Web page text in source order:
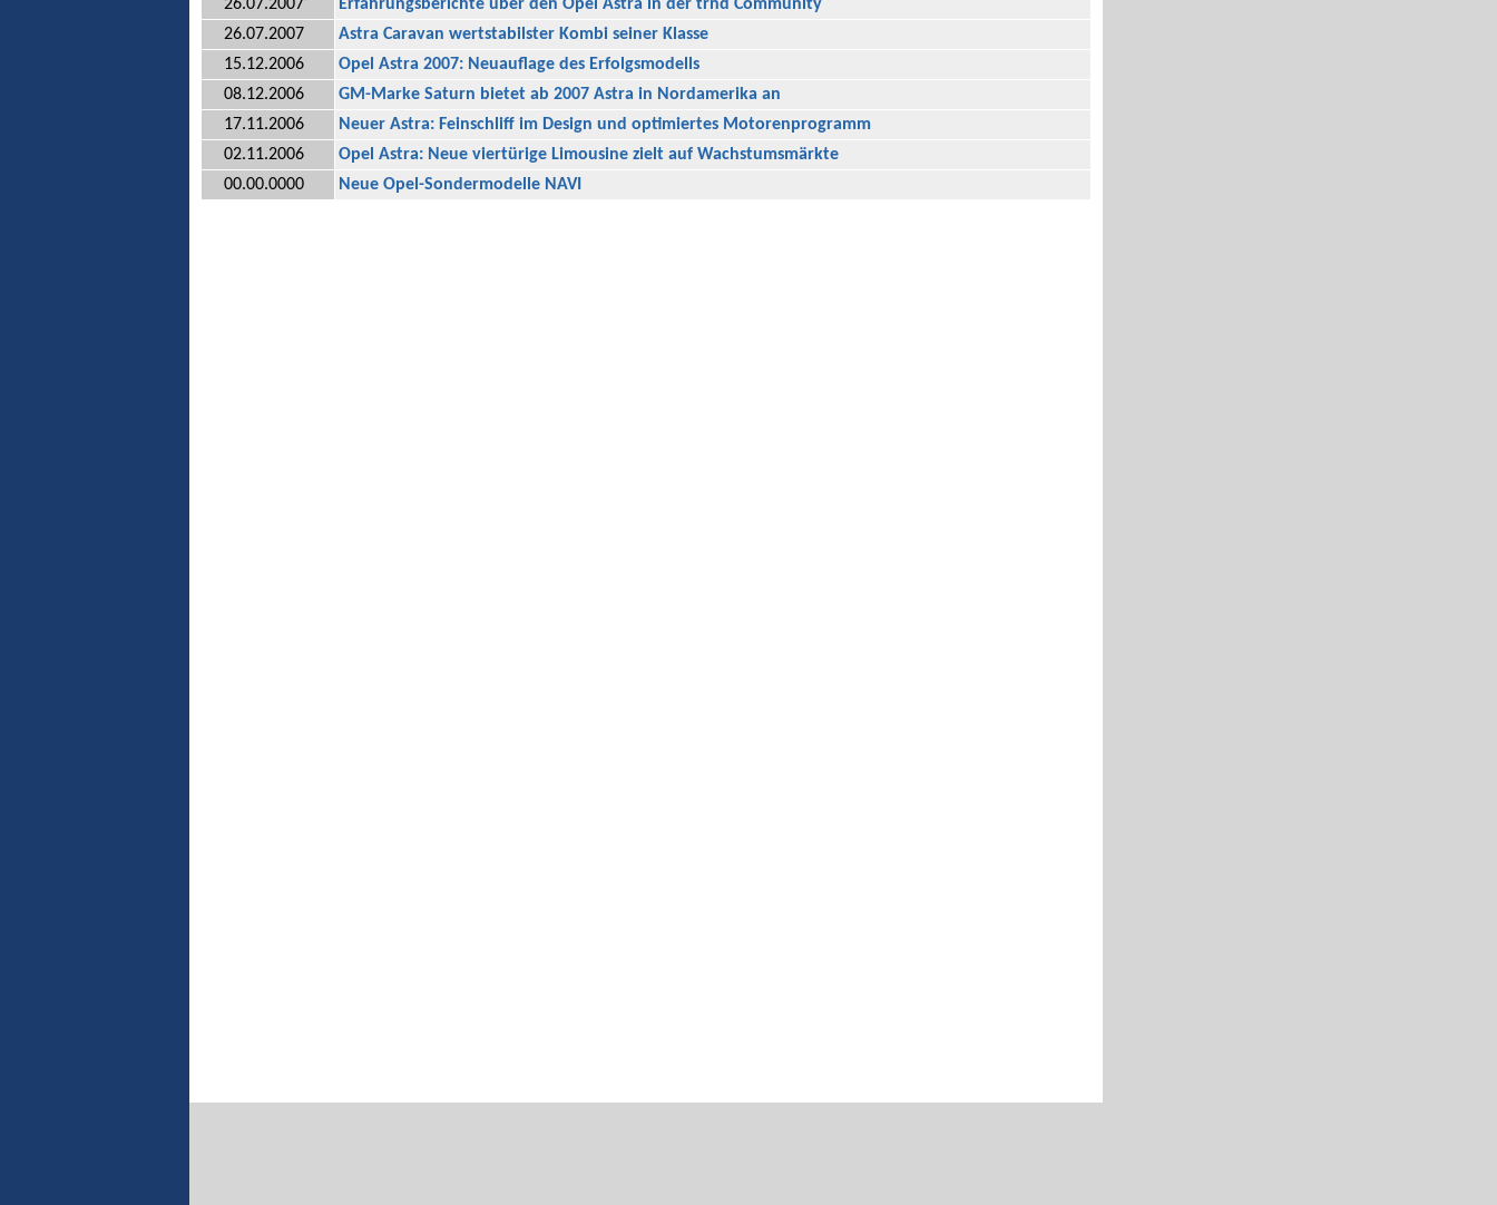
26.07.2007
Erfahrungsberichte über den Opel Astra in der trnd Community
26.07.2007
Astra Caravan wertstabilster Kombi seiner Klasse
15.12.2006
Opel Astra 2007: Neuauflage des Erfolgsmodells
08.12.2006
GM-Marke Saturn bietet ab 2007 Astra in Nordamerika an
17.11.2006
Neuer Astra: Feinschliff im Design und optimiertes Motorenprogramm
02.11.2006
Opel Astra: Neue viertürige Limousine zielt auf Wachstumsmärkte
00.00.0000
Neue Opel-Sondermodelle NAVI